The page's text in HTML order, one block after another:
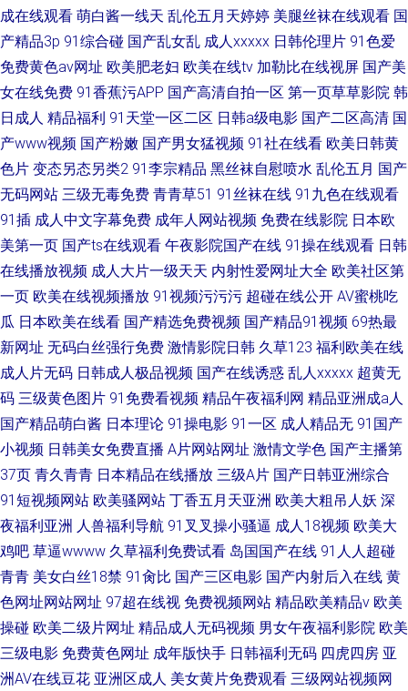
成在线观看 萌白酱一线天 乱伦五月天婷婷 美腿丝袜在线观看 国
产精品3p 91综合碰 国产乱女乱 成人xxxxx 日韩伦理片 91色爱
免费黄色av网址 欧美肥老妇 欧美在线tv 加勒比在线视屏 国产美
女在线免费 91香蕉污APP 国产高清自拍一区 第一页草草影院 韩
日成人 精品福利 91天堂一区二区 日韩a级电影 国产二区高清 国
产www视频 国产粉嫩 国产男女猛视频 91社在线看 欧美日韩黄
色片 变态另态另类2 91李宗精品 黑丝袜自慰喷水 乱伦五月 国产
无码网站 三级无毒免费 青青草51 91丝袜在线 91九色在线观看
91插 成人中文字幕免费 成年人网站视频 免费在线影院 日本欧
美第一页 国产ts在线观看 午夜影院国产在线 91操在线观看 日韩
在线播放视频 成人大片一级天天 内射性爱网址大全 欧美社区第
一页 欧美在线视频播放 91视频污污污 超碰在线公开 AV蜜桃吃
瓜 日本欧美在线看 国产精选免费视频 国产精品91视频 69热最
新网址 无码白丝强行免费 激情影院日韩 久草123 福利欧美在线
成人片无码 日韩成人极品视频 国产在线诱惑 乱人xxxxx 超黄无
码 三级黄色图片 91免费看视频 精品午夜福利网 精品亚洲成a人
国产精品萌白酱 日本理论 91操电影 91一区 成人精品无 91国产
小视频 日韩美女免费直播 A片网站网址 激情文学色 国产主播第
37页 青久青青 日本精品在线播放 三级A片 国产日韩亚洲综合
91短视频网站 欧美骚网站 丁香五月天亚洲 欧美大粗吊人妖 深
夜福利亚洲 人兽福利导航 91叉叉操小骚逼 成人18视频 欧美大
鸡吧 草逼wwww 久草福利免费试看 岛国国产在线 91人人超碰
青青 美女白丝18禁 91肏比 国产三区电影 国产内射后入在线 黄
色网址网站网址 97超在线视 免费视频网站 精品欧美精品v 欧美
操碰 欧美二级片网址 精品成人无码视频 男女午夜福利影院 欧美
三级电影 免费黄色网址 成年版快手 日韩福利无码 四虎四房 亚
洲AV在线豆花 亚洲区成人 美女黄片免费观看 三级网站视频网